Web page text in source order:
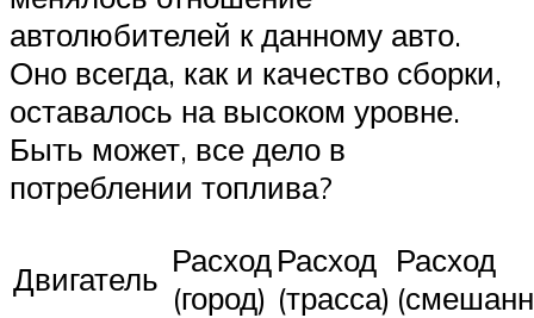
автолюбителей к данному авто.
Оно всегда, как и качество сборки,
оставалось на высоком уровне.
Быть может, все дело в
потреблении топлива?
Двигатель Расход
(город)
Расход
(трасса)
Расход